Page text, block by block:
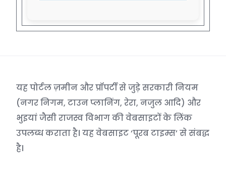
यह पोर्टल ज़मीन और प्रॉपर्टी से जुड़े सरकारी नियम
(नगर निगम, टाउन प्लानिंग, रेरा, नजुल आदि) और
भुइयां जैसी राजस्व विभाग की वेबसाइटों के लिंक
उपलब्ध कराता है। यह वेबसाइट ‘पूरब टाइम्स’ से संबद्ध
है।